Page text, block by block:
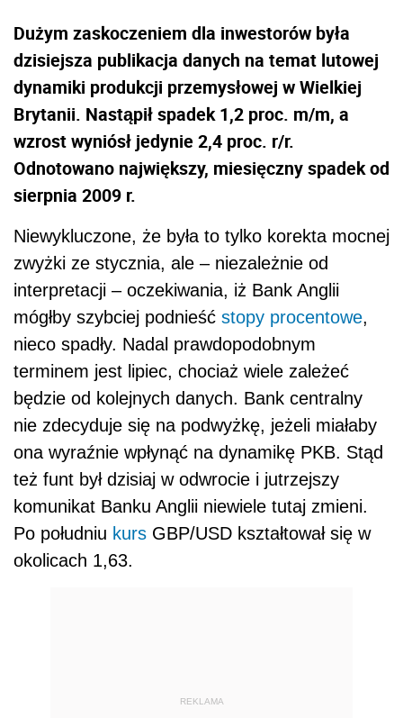
Dużym zaskoczeniem dla inwestorów była
dzisiejsza publikacja danych na temat lutowej
dynamiki produkcji przemysłowej w Wielkiej
Brytanii. Nastąpił spadek 1,2 proc. m/m, a
wzrost wyniósł jedynie 2,4 proc. r/r.
Odnotowano największy, miesięczny spadek od
sierpnia 2009 r.
Niewykluczone, że była to tylko korekta mocnej
zwyżki ze stycznia, ale – niezależnie od
interpretacji – oczekiwania, iż Bank Anglii
mógłby szybciej podnieść stopy procentowe,
nieco spadły. Nadal prawdopodobnym
terminem jest lipiec, chociaż wiele zależeć
będzie od kolejnych danych. Bank centralny
nie zdecyduje się na podwyżkę, jeżeli miałaby
ona wyraźnie wpłynąć na dynamikę PKB. Stąd
też funt był dzisiaj w odwrocie i jutrzejszy
komunikat Banku Anglii niewiele tutaj zmieni.
Po południu kurs GBP/USD kształtował się w
okolicach 1,63.
REKLAMA